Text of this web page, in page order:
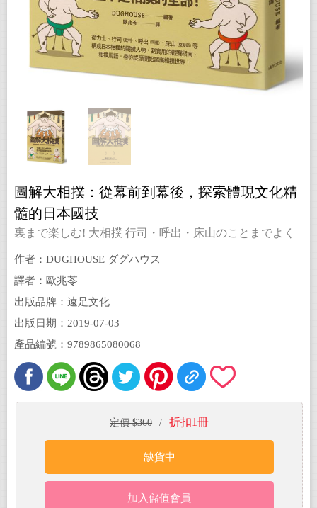
圖解大相撲：從幕前到幕後，探索體現文化精
髓的日本國技
裏まで楽しむ! 大相撲 行司・呼出・床山のことまでよく
作者：DUGHOUSE ダグハウス
譯者：歐兆苓
出版品牌：遠足文化
出版日期：2019-07-03
產品編號：9789865080068
定價 $360 / 折扣1冊
缺貨中
加入儲值會員